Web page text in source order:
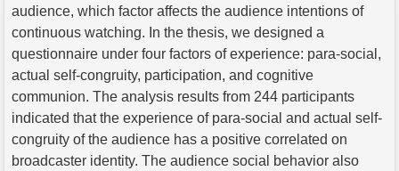
audience, which factor affects the audience intentions of
continuous watching. In the thesis, we designed a
questionnaire under four factors of experience: para-social,
actual self-congruity, participation, and cognitive
communion. The analysis results from 244 participants
indicated that the experience of para-social and actual self-
congruity of the audience has a positive correlated on
broadcaster identity. The audience social behavior also